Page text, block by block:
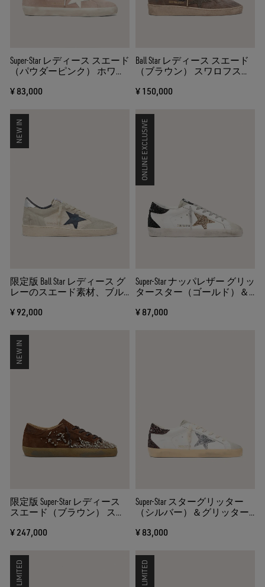
Super-Star レディース スエード
（パウダーピンク） ホワイ
¥ 83,000
Ball Star レディース スエード
（ブラウン） スワロフスキ
¥ 150,000
NEW IN
限定版 Ball Star レディース グ
レーのスエード素材、ブル
ロシェ編みインサート
¥ 92,000
ONLINE EXCLUSIVE
Super-Star ナッパレザー グリッ
タースター（ゴールド）＆
ラック）
¥ 87,000
NEW IN
限定版 Super-Star レディース
スエード（ブラウン） スタ
ン・オン・トーン）＆ライ
¥ 247,000
Super-Star スターグリッター
（シルバー）＆グリッター
¥ 83,000
LIMITED LIMITED